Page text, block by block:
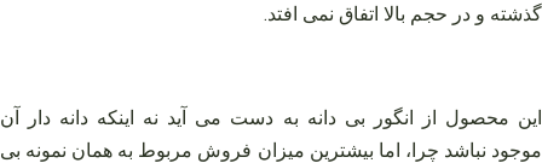
گذشته و در حجم بالا اتفاق نمی‌ افتد.
این محصول از انگور بی دانه به دست می آید نه اینکه دانه دار آن
موجود نباشد چرا، اما بیشترین میزان فروش مربوط به همان نمونه بی